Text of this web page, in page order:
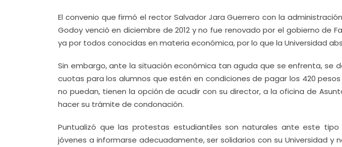
El convenio que firmó el rector Salvador Jara Guerrero con la
Godoy venció en diciembre de 2012 y no fue renovado por el gobierno de
ya por todos conocidas en materia económica, por lo que la Universidad
Sin embargo, ante la situación económica tan aguda que se enfrenta, se
cuotas para los alumnos que estén en condiciones de pagar los 420
no puedan, tienen la opción de acudir con su director, a la oficina de
hacer su trámite de condonación.
Puntualizó que las protestas estudiantiles son naturales ante este
jóvenes a informarse adecuadamente, ser solidarios con su Universidad y